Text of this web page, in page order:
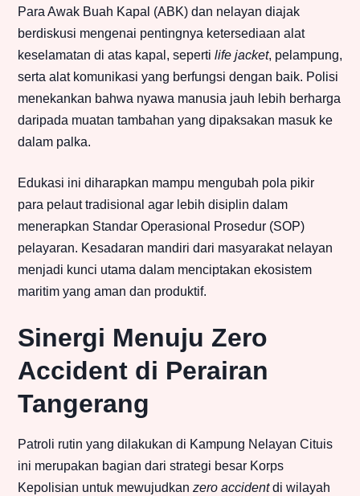
Para Awak Buah Kapal (ABK) dan nelayan diajak
berdiskusi mengenai pentingnya ketersediaan alat
keselamatan di atas kapal, seperti life jacket, pelampung,
serta alat komunikasi yang berfungsi dengan baik. Polisi
menekankan bahwa nyawa manusia jauh lebih berharga
daripada muatan tambahan yang dipaksakan masuk ke
dalam palka.
Edukasi ini diharapkan mampu mengubah pola pikir
para pelaut tradisional agar lebih disiplin dalam
menerapkan Standar Operasional Prosedur (SOP)
pelayaran. Kesadaran mandiri dari masyarakat nelayan
menjadi kunci utama dalam menciptakan ekosistem
maritim yang aman dan produktif.
Sinergi Menuju Zero
Accident di Perairan
Tangerang
Patroli rutin yang dilakukan di Kampung Nelayan Cituis
ini merupakan bagian dari strategi besar Korps
Kepolisian untuk mewujudkan zero accidentdi wilayah